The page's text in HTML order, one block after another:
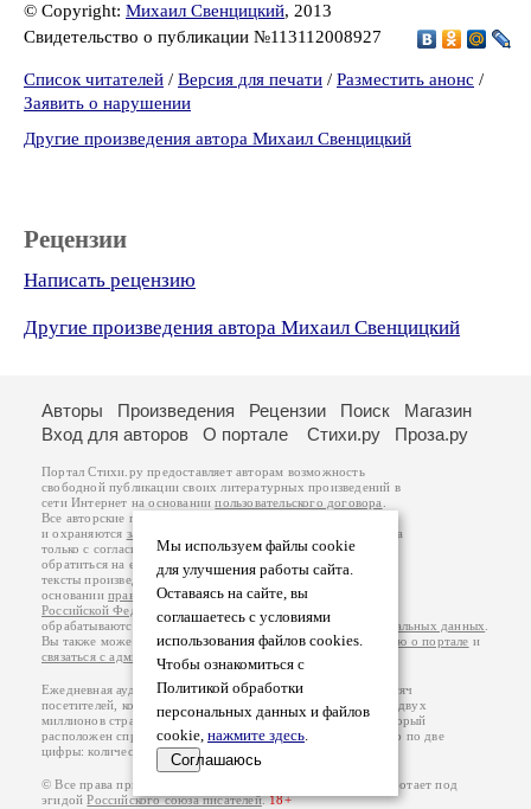
© Copyright: Михаил Свенцицкий, 2013
Свидетельство о публикации №113112008927
Список читателей / Версия для печати / Разместить анонс /
Заявить о нарушении
Другие произведения автора Михаил Свенцицкий
Рецензии
Написать рецензию
Другие произведения автора Михаил Свенцицкий
Мы используем файлы cookie
для улучшения работы сайта.
Оставаясь на сайте, вы
соглашаетесь с условиями
использования файлов cookies.
Чтобы ознакомиться с
Политикой обработки
персональных данных и файлов
cookie, нажмите здесь.
Соглашаюсь
Авторы Произведения Рецензии Поиск
Магазин
Вход для авторов
О портале Стихи.ру Проза.ру
Портал Стихи.ру предоставляет авторам возможность
свободной публикации своих литературных произведений в
сети Интернет на основаниипользовательского договора
Все авторские права на произведения принадлежат авторам
и охраняются законом
. Перепечатка произведений возможна
только с согласия его автора, к которому вы можете
обратиться на его авторской странице. Ответственность за
тексты произведений авторы несут самостоятельно на
основанииправил публикацииизаконодательства
Российской Федерации
обрабатываются на основанииПолитики обработки персональных данных
Вы также можете посмотреть более подробнуюинформацию о портале и
связаться с администрацией
Ежедневная аудитория портала Стихи.ру – порядка 200 тысяч
посетителей, которые в общей сумме просматривают более двух
миллионов страниц по данным счетчика посещаемости, который
расположен справа от этого текста. В каждой графе указано по две
цифры: количество просмотров и количество посетителей.
© Все права принадлежат авторам, 2000-2026. Портал работает под
эгидойРоссийского союза писателей.18+